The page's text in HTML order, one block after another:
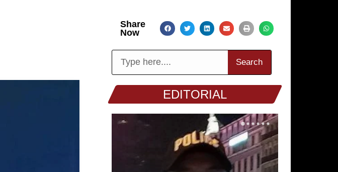
Share
Now
Search
EDITORIAL